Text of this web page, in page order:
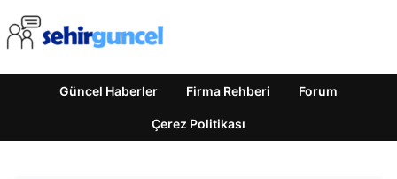
Güncel Haberler Firma Rehberi Forum
Çerez Politikası